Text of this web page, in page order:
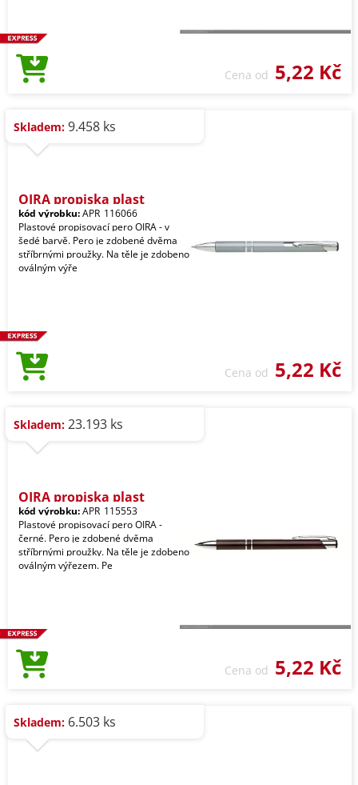
Cena od 5,22 Kč
Skladem: 9.458 ks
OIRA propiska plast
kód výrobku:APR_116066
Plastové propisovací pero OIRA - v
šedé barvě. Pero je zdobené dvěma
stříbrnými proužky. Na těle je zdobeno
oválným výře
Cena od 5,22 Kč
Skladem: 23.193 ks
OIRA propiska plast
kód výrobku:APR_115553
Plastové propisovací pero OIRA -
černé. Pero je zdobené dvěma
stříbrnými proužky. Na těle je zdobeno
oválným výřezem. Pe
Cena od 5,22 Kč
Skladem: 6.503 ks